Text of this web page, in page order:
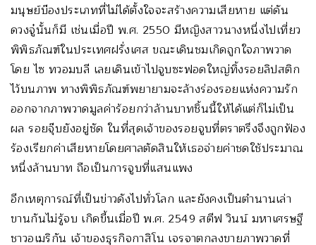
มนุษย์บ๊องประเภทที่ไม่ได้ตั้งใจจะสร้างความเสียหาย แต่ดัน
ดวงจู๋นั้นก็มี เช่นเมื่อปี พ.ศ. 2550 มีหญิงสาวนางหนึ่งไปเที่ยว
พิพิธภัณฑ์ในประเทศฝรั่งเศส ขณะเดินชมเกิดถูกใจภาพวาด
โดย ไซ ทวอมบลี เลยเดินเข้าไปจูบซะฟอดใหญ่ทิ้งรอยลิปสติก
ไว้บนภาพ ทางพิพิธภัณฑ์พยายามจะล้างร่องรอยแห่งความรัก
ออกจากภาพวาดมูลค่าร้อยกว่าล้านบาทชิ้นนี้ให้ได้แต่ก็ไม่เป็น
ผล รอยจุ๊บยังอยู่ชัด ในที่สุดเจ้าของรอยจูบที่ตราตรึงจึงถูกฟ้อง
ร้องเรียกค่าเสียหายโดยศาลตัดสินให้เธอจ่ายค่าชดใช้ประมาณ
หนึ่งล้านบาท ถือเป็นการจูบที่แสนแพง
อีกเหตุการณ์ที่เป็นข่าวดังไปทั่วโลก และยังคงเป็นตำนานเล่า
ขานกันไม่รู้จบ เกิดขี้นเมื่อปี พ.ศ. 2549 สตีฟ วินน์ มหาเศรษฐี
ชาวอเมริกัน เจ้าของธุรกิจกาสิโน เจรจาตกลงขายภาพวาดที่